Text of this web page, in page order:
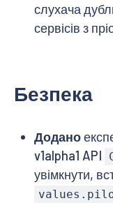
слухача
сервісів з
Безпека
Додано
v1alpha1 API
увімкнути,